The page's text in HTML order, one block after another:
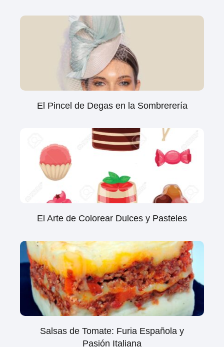
El Pincel de Degas en la Sombrerería
El Arte de Colorear Dulces y Pasteles
Salsas de Tomate: Furia Española y
Pasión Italiana